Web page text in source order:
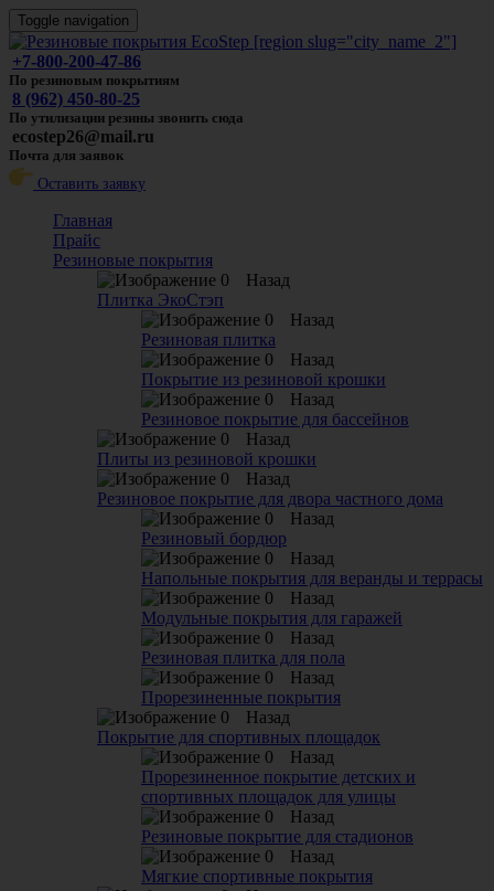
Toggle navigation
+7-800-200-47-86
По резиновым покрытиям
8 (962) 450-80-25
По утилизации резины звонить сюда
ecostep26@mail.ru
Почта для заявок
Оставить заявку
Главная
Прайс
Резиновые покрытия
Назад
Плитка ЭкоСтэп
Назад
Резиновая плитка
Назад
Покрытие из резиновой крошки
Назад
Резиновое покрытие для бассейнов
Назад
Плиты из резиновой крошки
Назад
Резиновое покрытие для двора частного дома
Назад
Резиновый бордюр
Назад
Напольные покрытия для веранды и террасы
Назад
Модульные покрытия для гаражей
Назад
Резиновая плитка для пола
Назад
Прорезиненные покрытия
Назад
Покрытие для спортивных площадок
Назад
Прорезиненное покрытие детских и
спортивных площадок для улицы
Назад
Резиновые покрытие для стадионов
Назад
Мягкие спортивные покрытия